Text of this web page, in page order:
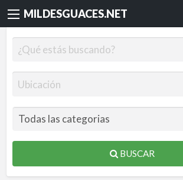
MILDESGUACES.NET
BUSCAR